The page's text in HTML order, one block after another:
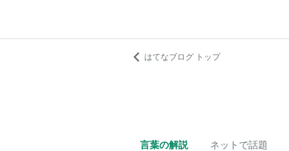
はてなブログ トップ
言葉の解説 ネットで話題